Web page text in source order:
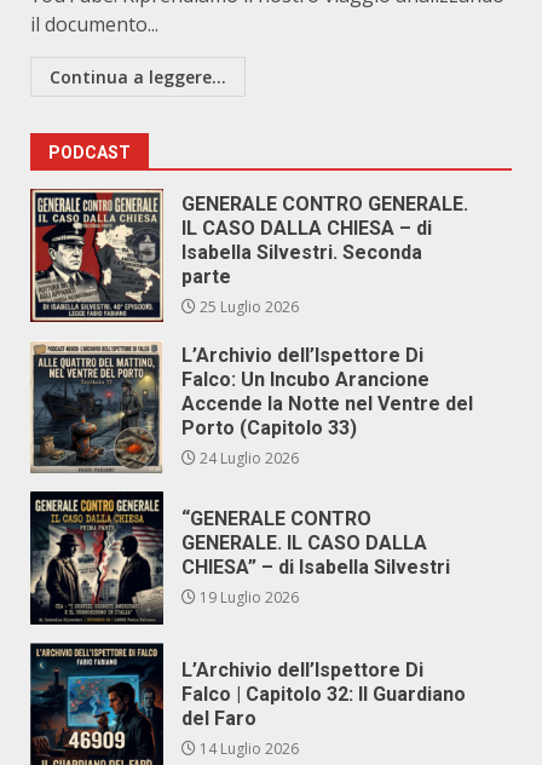
il documento...
Continua a leggere...
PODCAST
GENERALE CONTRO GENERALE.
IL CASO DALLA CHIESA – di
Isabella Silvestri. Seconda
parte
25 Luglio 2026
L’Archivio dell’Ispettore Di
Falco: Un Incubo Arancione
Accende la Notte nel Ventre del
Porto (Capitolo 33)
24 Luglio 2026
“GENERALE CONTRO
GENERALE. IL CASO DALLA
CHIESA” – di Isabella Silvestri
19 Luglio 2026
L’Archivio dell’Ispettore Di
Falco | Capitolo 32: Il Guardiano
del Faro
14 Luglio 2026